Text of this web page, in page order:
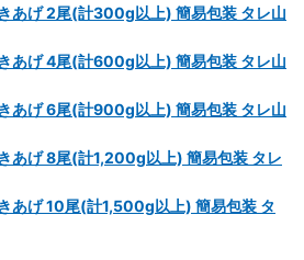
あげ 2尾(計300g以上) 簡易包装 タレ山
あげ 4尾(計600g以上) 簡易包装 タレ山
あげ 6尾(計900g以上) 簡易包装 タレ山
あげ 8尾(計1,200g以上) 簡易包装 タレ
あげ 10尾(計1,500g以上) 簡易包装 タ